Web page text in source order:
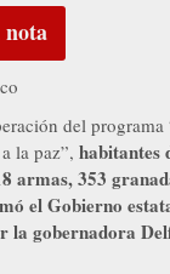
nota
del programa
la paz”, habitantes
armas, 353
el Gobierno
la gobernadora